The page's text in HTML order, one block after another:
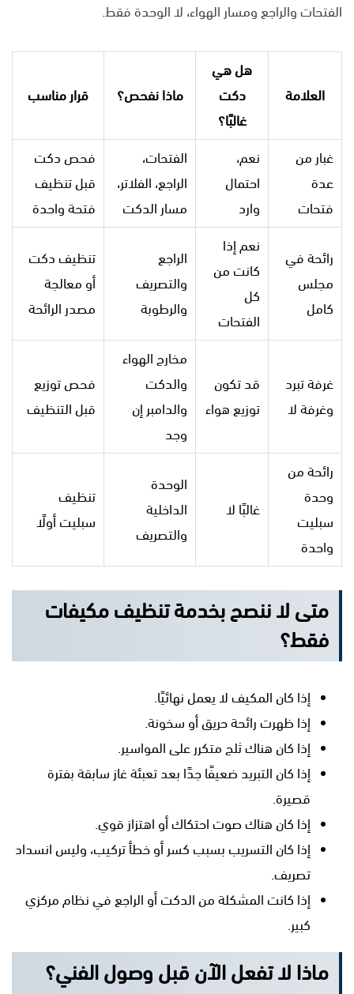
الفتحات والراجع ومسار الهواء، لا الوحدة فقط.
العلامة
هل هي
دكت
غالبًا؟
ماذا نفحص؟ قرار مناسب
غبار من
عدة
فتحات
نعم،
احتمال
وارد
الفتحات،
الراجع، الفلاتر،
مسار الدكت
فحص دكت
قبل تنظيف
فتحة واحدة
رائحة في
مجلس
كامل
نعم إذا
كانت من
كل
الفتحات
الراجع
والتصريف
والرطوبة
تنظيف دكت
أو معالجة
مصدر الرائحة
غرفة تبرد
وغرفة لا
قد تكون
توزيع هواء
مخارج الهواء
والدكت
والدامبر إن
وجد
فحص توزيع
قبل التنظيف
رائحة من
وحدة
سبليت
واحدة
غالبًا لا
الوحدة
الداخلية
والتصريف
تنظيف
سبليت أولًا
متى لا ننصح بخدمة تنظيف مكيفات
فقط؟
إذا كان المكيف لا يعمل نهائيًا.
إذا ظهرت رائحة حريق أو سخونة.
إذا كان هناك ثلج متكرر على المواسير.
إذا كان التبريد ضعيفًا جدًا بعد تعبئة غاز سابقة بفترة
قصيرة.
إذا كان هناك صوت احتكاك أو اهتزاز قوي.
إذا كان التسريب بسبب كسر أو خطأ تركيب، وليس انسداد
تصريف.
إذا كانت المشكلة من الدكت أو الراجع في نظام مركزي
كبير.
ماذا لا تفعل الآن قبل وصول الفني؟